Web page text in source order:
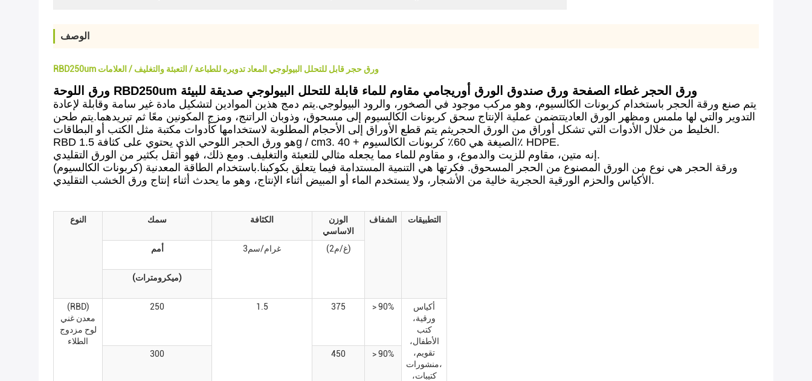
الوصف
RBD250um ورق حجر قابل للتحلل البيولوجي المعاد تدويره للطباعة / التعبئة والتغليف / العلامات
ورق اللوحة RBD250um ورق الحجر غطاء الصفحة ورق صندوق الورق أوريجامي مقاوم للماء قابلة للتحلل البيولوجي صديقة للبيئة
يتم صنع ورقة الحجر باستخدام كربونات الكالسيوم، وهو مركب موجود في الصخور، والرود البيولوجي.يتم دمج هذين الموادين لتشكيل مادة غير سامة وقابلة لإعادة
التدوير والتي لها ملمس ومظهر الورق العاديتتضمن عملية الإنتاج سحق كربونات الكالسيوم إلى مسحوق، وذوبان الراتنج، ومزج المكونين معًا ثم تبريدهما.يتم طحن
الخليط من خلال الأدوات التي تشكل أوراق من الورق الحجريثم يتم قطع الأوراق إلى الأحجام المطلوبة لاستخدامها كأدوات مكتبة مثل الكتب أو البطاقات.
RBD هو ورق الحجر اللوحي الذي يحتوي على كثافة 1.5g / cm3. الصيغة هي 60٪ كربونات الكالسيوم + 40٪ HDPE.
إنه متين، مقاوم للزيت والدموع، و مقاوم للماء مما يجعله مثالي للتعبئة والتغليف. ومع ذلك، فهو أثقل بكثير من الورق التقليدي.
ورقة الحجر هي نوع من الورق المصنوع من الحجر المسحوق. فكرتها هي التنمية المستدامة فيما يتعلق بكوكبنا.باستخدام الطاقة المعدنية (كربونات الكالسيوم)
الأكياس والحزم الورقية الحجرية خالية من الأشجار، ولا يستخدم الماء أو المبيض أثناء الإنتاج، وهو ما يحدث أثناء إنتاج ورق الخشب التقليدي.
النوع سمك الكثافة
الوزن
الاساسي
الشفاف التطبيقات
أمم غرام/سم3 (غ/م2)
(ميكرومترات)
(RBD)
معدن غني
لوح مزدوج
الطلاء
250 1.5 375 > 90%
أكياس
ورقية،
كتب
الأطفال،
تقويم،
منشورات،
كتيبات،
300 450 > 90%